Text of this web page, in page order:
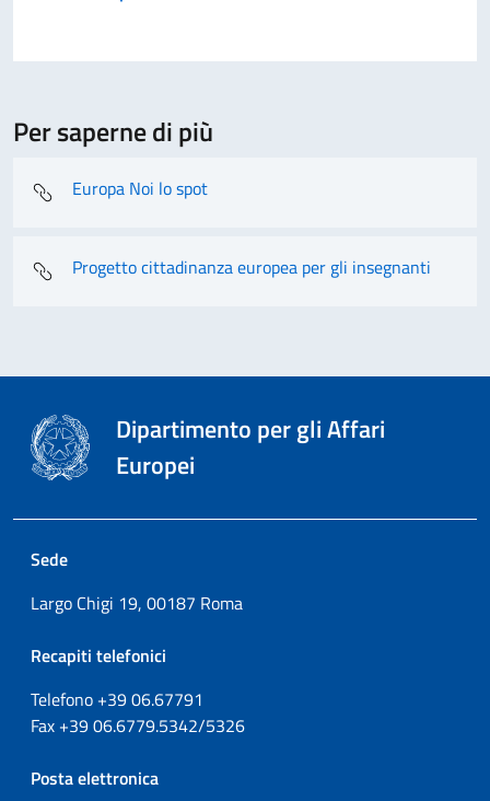
Per saperne di più
Europa Noi lo spot
Progetto cittadinanza europea per gli insegnanti
Dipartimento per gli Affari
Europei
Sede
Largo Chigi 19, 00187 Roma
Recapiti telefonici
Telefono +3906.67791
Fax +3906.6779.5342/5326
Posta elettronica